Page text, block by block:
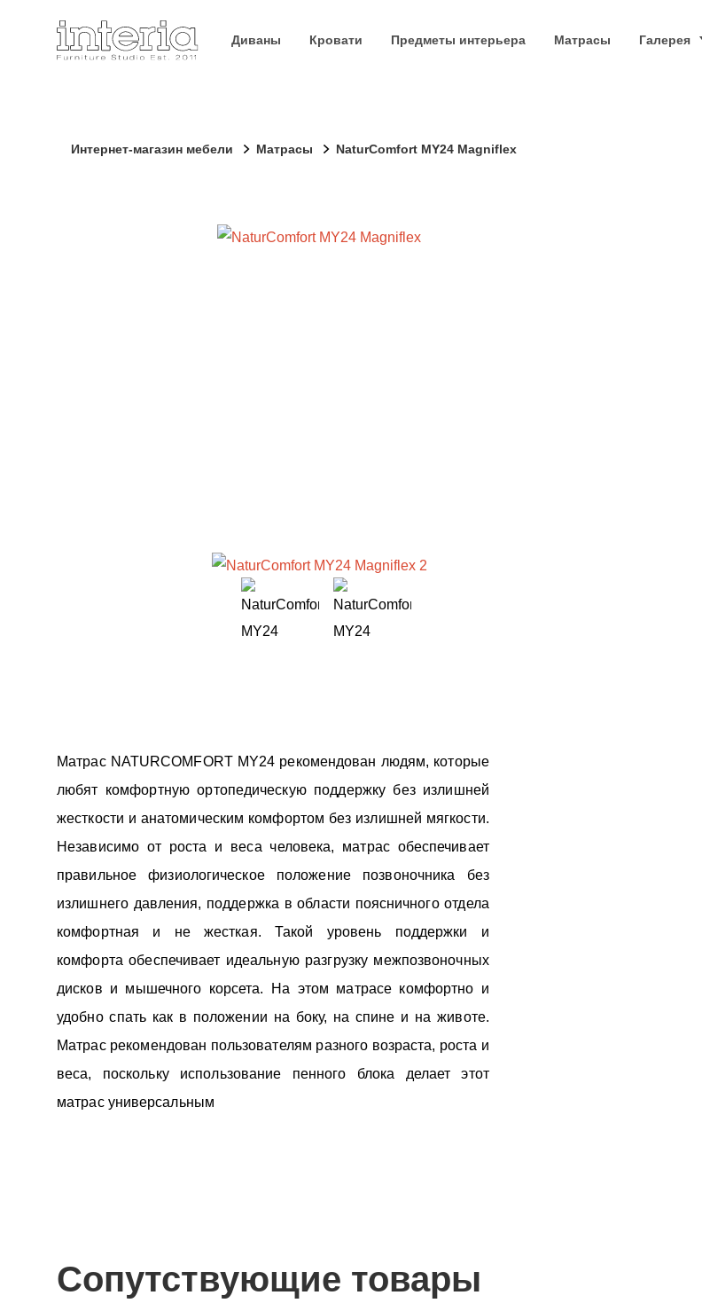
Диваны Кровати Предметы интерьера Матрасы Галерея
Интернет-магазин мебели Матрасы NaturComfort MY24 Magniflex
Матрас NATURCOMFORT MY24 рекомендован людям, которые
любят комфортную ортопедическую поддержку без излишней
жесткости и анатомическим комфортом без излишней мягкости.
Независимо от роста и веса человека, матрас обеспечивает
правильное физиологическое положение позвоночника без
излишнего давления, поддержка в области поясничного отдела
комфортная и не жесткая. Такой уровень поддержки и
комфорта обеспечивает идеальную разгрузку межпозвоночных
дисков и мышечного корсета. На этом матрасе комфортно и
удобно спать как в положении на боку, на спине и на животе.
Матрас рекомендован пользователям разного возраста, роста и
веса, поскольку использование пенного блока делает этот
матрас универсальным
Сопутствующие товары